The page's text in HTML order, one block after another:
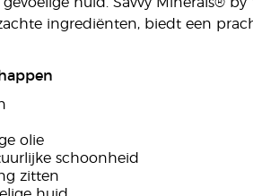
ingrediënten, biedt een
olie
schoonheid
zitten